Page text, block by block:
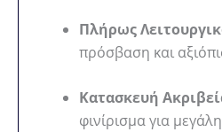
Πλήρως
πρόσβαση και
Κατασκευή
φινίρισμα για